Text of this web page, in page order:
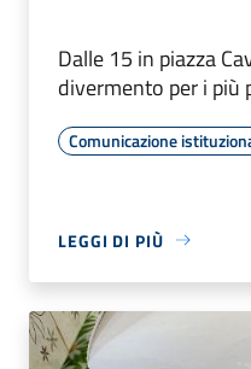
Dalle 15 in piazza
divermento per i più
Comunicazione
LEGGI DI PIÙ